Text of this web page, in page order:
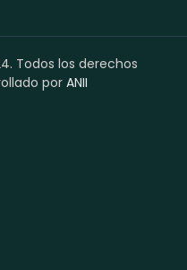
Todos los derechos
porANII